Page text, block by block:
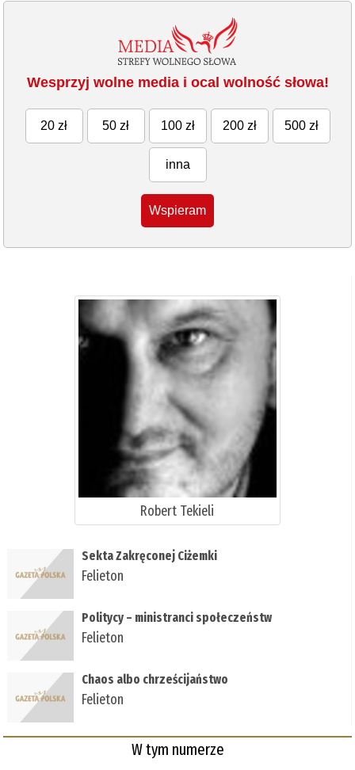
Wesprzyj wolne media i ocal wolność słowa!
20 zł 50 zł 100 zł 200 zł 500 zł
inna
Wspieram
Robert Tekieli
Sekta Zakręconej Ciżemki
Felieton
Politycy – ministranci społeczeństw
Felieton
Chaos albo chrześcijaństwo
Felieton
W tym numerze